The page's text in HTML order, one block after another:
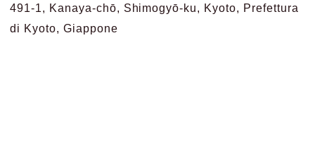
491-1, Kanaya-chō, Shimogyō-ku, Kyoto, Prefettura
di Kyoto, Giappone